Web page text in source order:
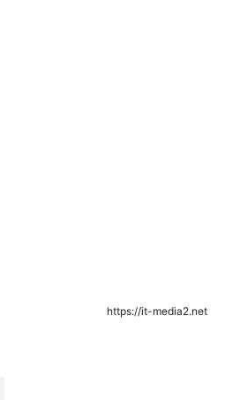
https://it-media2.net